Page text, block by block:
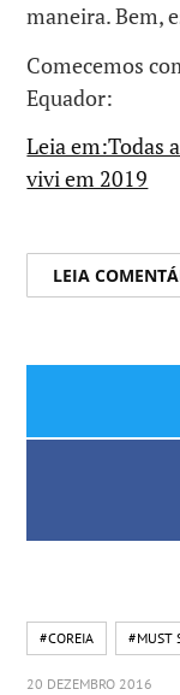
maneira. Bem,
Comecemos
Equador:
Leia em:Todas
vivi em 2019
LEIA
#COREIA #MUST
20 DEZEMBRO 2016